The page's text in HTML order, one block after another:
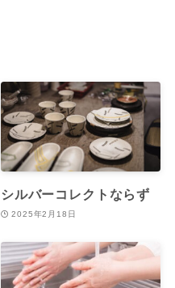
シルバーコレクトならず
2025年2月18日